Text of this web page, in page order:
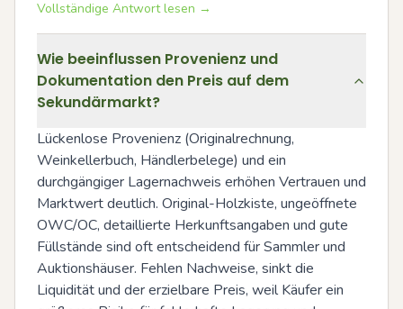
Vollständige Antwort lesen →
Wie beeinflussen Provenienz und
Dokumentation den Preis auf dem
Sekundärmarkt?
Lückenlose Provenienz (Originalrechnung,
Weinkellerbuch, Händlerbelege) und ein
durchgängiger Lagernachweis erhöhen Vertrauen und
Marktwert deutlich. Original-Holzkiste, ungeöffnete
OWC/OC, detaillierte Herkunftsangaben und gute
Füllstände sind oft entscheidend für Sammler und
Auktionshäuser. Fehlen Nachweise, sinkt die
Liquidität und der erzielbare Preis, weil Käufer ein